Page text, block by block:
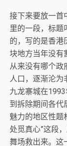
接下来要放一首
里的一段，标题
的，写的是香港
块地方当年没有
从来没有哪个政
人口，逐渐沦为
九龙寨城在
到拆除期间各代
魅力的地区性题
处觅真心”这段
舞场救出来。这